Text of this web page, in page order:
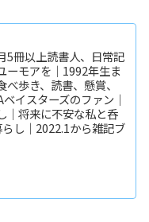
5冊以上読書人、日常記
ーモアを｜1992年生ま
歩き、読書、懸賞、
イスターズのファン｜
｜将来に不安な私と呑
し｜2022.1から雑記ブ